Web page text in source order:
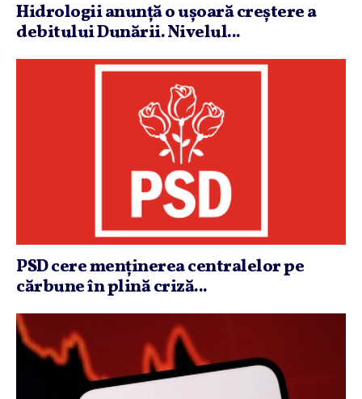
Hidrologii anunţă o uşoară creştere a
debitului Dunării. Nivelul...
PSD cere menţinerea centralelor pe
cărbune în plină criză...